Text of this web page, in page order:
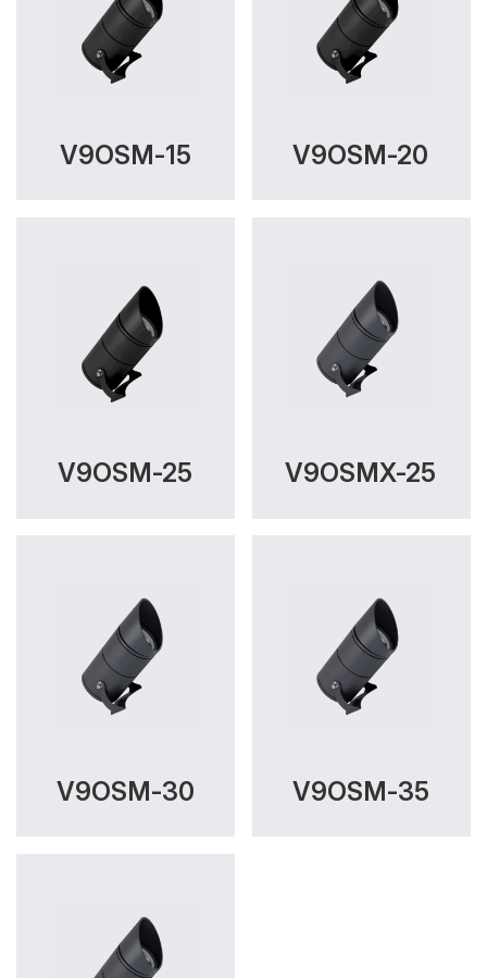
V9OSM-15 V9OSM-20
V9OSM-25 V9OSMX-25
V9OSM-30 V9OSM-35